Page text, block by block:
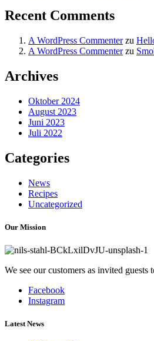
Recent Comments
A WordPress Commenterzu
A WordPress Commenterzu
Archives
Oktober 2024
August 2023
Juni 2023
Juli 2022
Categories
News
Recipes
Uncategorized
Our Mission
We see our customers as invited
Facebook
Instagram
Latest News